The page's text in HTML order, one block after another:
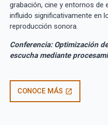
grabación, cine y entornos de
influido significativamente en
reproducción sonora.
Conferencia: Optimización
escucha mediante
CONOCE MÁS open_in_new